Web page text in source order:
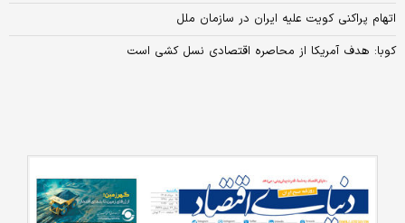
اتهام پراکنی کویت علیه ایران در سازمان ملل
کوبا: هدف آمریکا از محاصره اقتصادی نسل کشی است